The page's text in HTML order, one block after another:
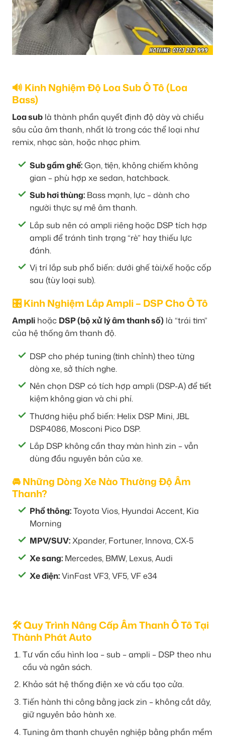
🔊 Kinh Nghiệm Độ Loa Sub Ô Tô (Loa
Bass)
Loa sub là thành phần quyết định độ dày và chiều
sâu của âm thanh, nhất là trong các thể loại như
remix, nhạc sàn, hoặc nhạc phim.
Sub gầm ghế:Gọn, tiện, không chiếm không
gian – phù hợp xe sedan, hatchback.
Sub hơi thùng: Bass mạnh, lực – dành cho
người thực sự mê âm thanh.
Lắp sub nên có ampli riêng hoặc DSP tích hợp
ampli để tránh tình trạng “rè” hay thiếu lực
đánh.
Vị trí lắp sub phổ biến: dưới ghế tài/xế hoặc cốp
sau (tùy loại sub).
🎛️ Kinh Nghiệm Lắp Ampli – DSP Cho Ô Tô
Ampli hoặc DSP (bộ xử lý âm thanh số) là “trái tim”
của hệ thống âm thanh độ.
DSP cho phép tuning (tinh chỉnh) theo từng
dòng xe, sở thích nghe.
Nên chọn DSP có tích hợp ampli (DSP-A) để tiết
kiệm không gian và chi phí.
Thương hiệu phổ biến: Helix DSP Mini, JBL
DSP4086, Mosconi Pico DSP.
Lắp DSP không cần thay màn hình zin – vẫn
dùng đầu nguyên bản của xe.
🚘 Những Dòng Xe Nào Thường Độ Âm
Thanh?
Phổ thông:Toyota Vios, Hyundai Accent, Kia
Morning
MPV/SUV:Xpander, Fortuner, Innova, CX-5
Xe sang: Mercedes, BMW, Lexus, Audi
Xe điện:VinFast VF3, VF5, VF e34
🛠️ Quy Trình Nâng Cấp Âm Thanh Ô Tô Tại
Thành Phát Auto
Tư vấn cấu hình loa – sub – ampli – DSP theo nhu
cầu và ngân sách.
Khảo sát hệ thống điện xe và cấu tạo cửa.
Tiến hành thi công bằng jack zin – không cắt dây,
giữ nguyên bảo hành xe.
Tuning âm thanh chuyên nghiệp bằng phần mềm